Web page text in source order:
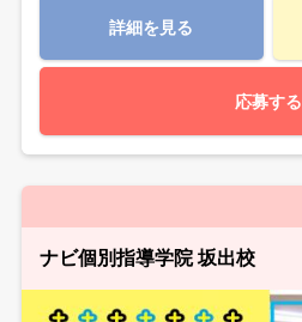
詳細を見る
応募する
ナビ個別指導学院 坂出校